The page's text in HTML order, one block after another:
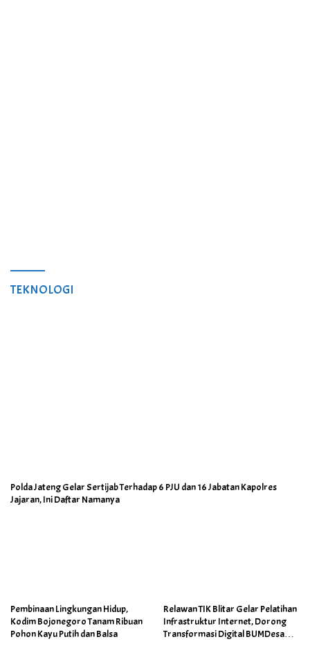
TEKNOLOGI
Polda Jateng Gelar Sertijab Terhadap 6 PJU dan 16 Jabatan Kapolres
Jajaran, Ini Daftar Namanya
Pembinaan Lingkungan Hidup,
Kodim Bojonegoro Tanam Ribuan
Pohon Kayu Putih dan Balsa
Relawan TIK Blitar Gelar Pelatihan
Infrastruktur Internet, Dorong
Transformasi Digital BUMDesa